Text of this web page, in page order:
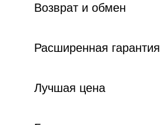
Возврат и обмен
Расширенная гарантия
Лучшая цена